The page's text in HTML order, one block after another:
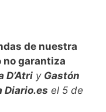
de nuestra
no garantiza
D’Atri y Gastón
Diario.es el 5 de